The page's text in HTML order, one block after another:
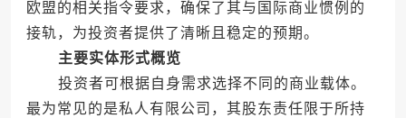
欧盟的相关指令要求，确保了其与国际商业惯例的
接轨，为投资者提供了清晰且稳定的预期。
主要实体形式概览
投资者可根据自身需求选择不同的商业载体。
最为常见的是私人有限公司，其股东责任限于所持